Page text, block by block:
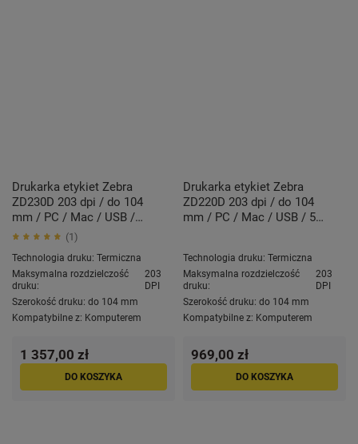
Drukarka etykiet Zebra
ZD230D 203 dpi / do 104
mm / PC / Mac / USB /
Ethernet / 5 szt. etykiet w
1
Technologia druku: Termiczna
Maksymalna rozdzielczość
druku:
203
DPI
Szerokość druku: do 104 mm
Kompatybilne z: Komputerem
1 357,00 zł
DO KOSZYKA
Drukarka etykiet Zebra
ZD220D 203 dpi / do 104
mm / PC / Mac / USB / 5
Technologia druku: Termiczna
Maksymalna rozdzielczość
druku:
203
DPI
Szerokość druku: do 104 mm
Kompatybilne z: Komputerem
969,00 zł
DO KOSZYKA